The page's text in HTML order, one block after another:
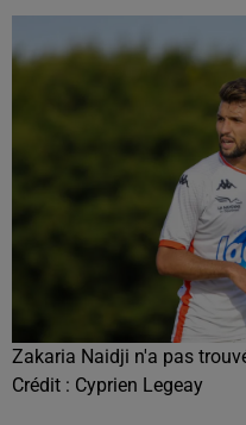
Zakaria Naidji n'a pas
Crédit : Cyprien Legeay